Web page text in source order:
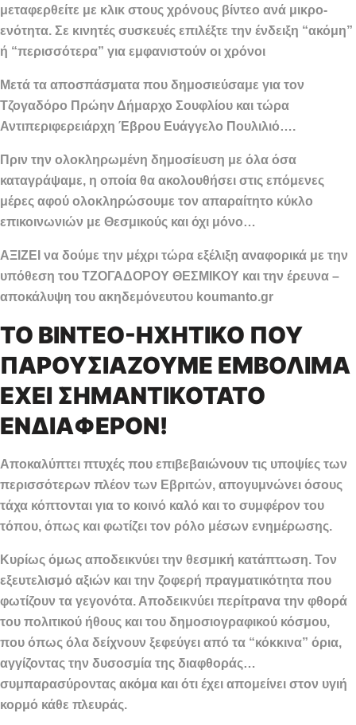
μεταφερθείτε με κλικ στους χρόνους βίντεο ανά μικρο-
ενότητα. Σε κινητές συσκευές επιλέξτε την ένδειξη “ακόμη”
ή “περισσότερα” για εμφανιστούν οι χρόνοι
Μετά τα αποσπάσματα που δημοσιεύσαμε για τον
Τζογαδόρο Πρώην Δήμαρχο Σουφλίου και τώρα
Αντιπεριφερειάρχη Έβρου Ευάγγελο Πουλιλιό….
Πριν την ολοκληρωμένη δημοσίευση με όλα όσα
καταγράψαμε, η οποία θα ακολουθήσει στις επόμενες
μέρες αφού ολοκληρώσουμε τον απαραίτητο κύκλο
επικοινωνιών με Θεσμικούς και όχι μόνο…
ΑΞΙΖΕΙ να δούμε την μέχρι τώρα εξέλιξη αναφορικά με την
υπόθεση του ΤΖΟΓΑΔΟΡΟΥ ΘΕΣΜΙΚΟΥ και την έρευνα –
αποκάλυψη του ακηδεμόνευτου koumanto.gr
ΤΟ ΒΙΝΤΕΟ-ΗΧΗΤΙΚΟ ΠΟΥ
ΠΑΡΟΥΣΙΑΖΟΥΜΕ ΕΜΒΟΛΙΜΑ
ΕΧΕΙ ΣΗΜΑΝΤΙΚΟΤΑΤΟ
ΕΝΔΙΑΦΕΡΟΝ!
Αποκαλύπτει πτυχές που επιβεβαιώνουν τις υποψίες των
περισσότερων πλέον των Εβριτών, απογυμνώνει όσους
τάχα κόπτονται για το κοινό καλό και το συμφέρον του
τόπου, όπως και φωτίζει τον ρόλο μέσων ενημέρωσης.
Κυρίως όμως αποδεικνύει την θεσμική κατάπτωση. Τον
εξευτελισμό αξιών και την ζοφερή πραγματικότητα που
φωτίζουν τα γεγονότα. Αποδεικνύει περίτρανα την φθορά
του πολιτικού ήθους και του δημοσιογραφικού κόσμου,
που όπως όλα δείχνουν ξεφεύγει από τα “κόκκινα” όρια,
αγγίζοντας την δυσοσμία της διαφθοράς…
συμπαρασύροντας ακόμα και ότι έχει απομείνει στον υγιή
κορμό κάθε πλευράς.